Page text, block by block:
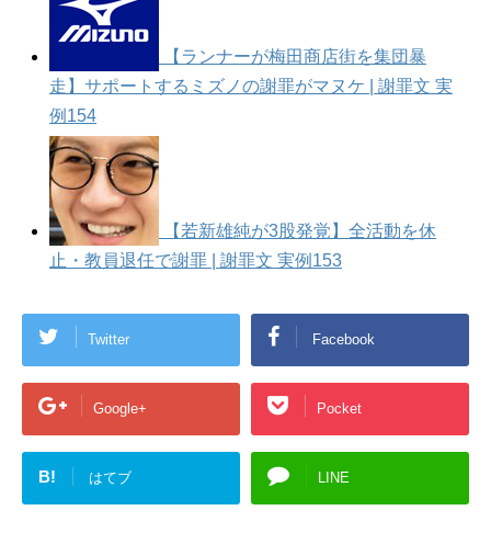
【ランナーが梅田商店街を集団暴
走】サポートするミズノの謝罪がマヌケ | 謝罪文 実
例154
【若新雄純が3股発覚】全活動を休
止・教員退任で謝罪 | 謝罪文 実例153
Twitter Facebook
Google+ Pocket
B! はてブ LINE